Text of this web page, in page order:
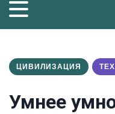
ЦИВИЛИЗАЦИЯ
Умнее